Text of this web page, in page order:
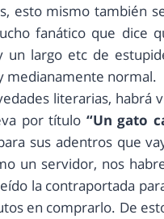
esto mismo también
fanático que dice
largo etc de
medianamente normal.
literarias, habrá
por título “Un gato
sus adentros que
un servidor, nos
la contraportada
en comprarlo. De